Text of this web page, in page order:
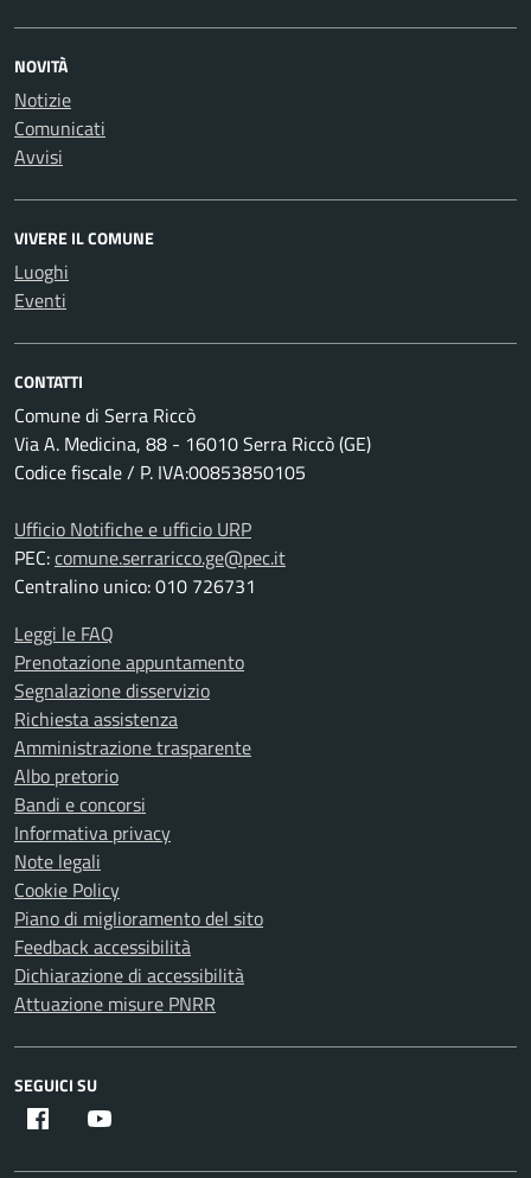
NOVITÀ
Notizie
Comunicati
Avvisi
VIVERE IL COMUNE
Luoghi
Eventi
CONTATTI
Comune di Serra Riccò
Via A. Medicina, 88 - 16010 Serra Riccò (GE)
Codice fiscale / P. IVA:00853850105
Ufficio Notifiche e ufficio URP
PEC:comune.serraricco.ge@pec.it
Centralino unico: 010 726731
Leggi le FAQ
Prenotazione appuntamento
Segnalazione disservizio
Richiesta assistenza
Amministrazione trasparente
Albo pretorio
Bandi e concorsi
Informativa privacy
Note legali
Cookie Policy
Piano di miglioramento del sito
Feedback accessibilità
Dichiarazione di accessibilità
Attuazione misure PNRR
SEGUICI SU
Facebook